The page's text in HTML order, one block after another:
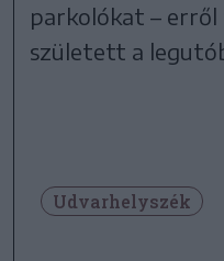
parkolókat –
született a
Udvarhelyszék